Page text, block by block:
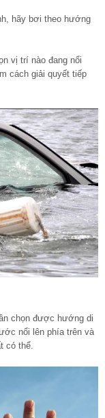
hãy bơi theo hướng
vị trí nào đang nổi
cách giải quyết tiếp
chọn được hướng di
nổi lên phía trên và
có thể.